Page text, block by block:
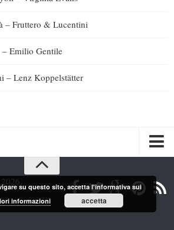
– Fruttero & Lucentini
– Emilio Gentile
– Lenz Koppelstätter
su questo sito, accetta l'informativa sui
informazioni accetta